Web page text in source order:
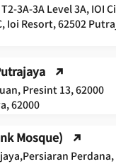
3A-3A Level 3A, IOI
Ioi Resort, 62502
Presint 13, 62000
62000
Mosque)
Perdana,